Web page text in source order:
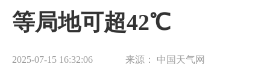
等局地可超42℃
2025-07-15 16:32:06 来源： 中国天气网